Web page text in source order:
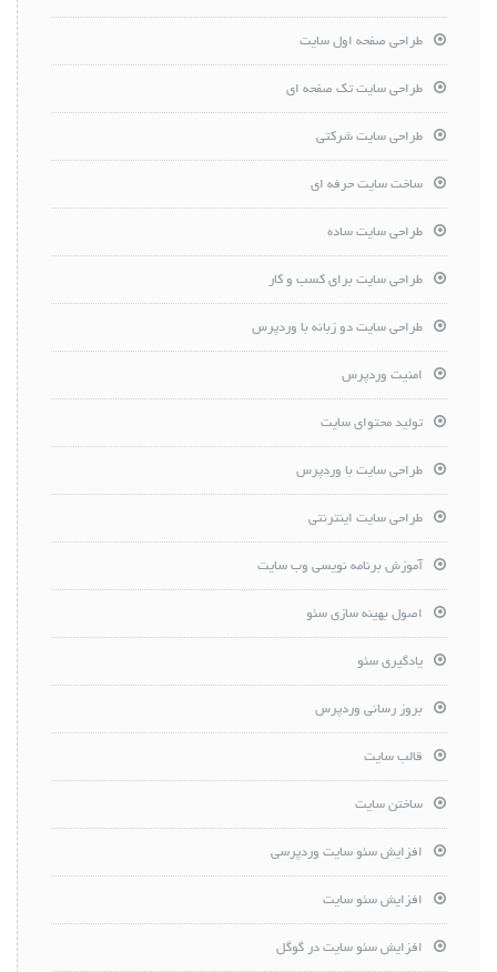
طراحی صفحه اول سایت
طراحی سایت تک صفحه ای
طراحی سایت شرکتی
ساخت سایت حرفه ای
طراحی سایت ساده
طراحی سایت برای کسب و کار
طراحی سایت دو زبانه با وردپرس
امنیت وردپرس
تولید محتوای سایت
طراحی سایت با وردپرس
طراحی سایت اینترنتی
آموزش برنامه نویسی وب سایت
اصول بهینه سازی سئو
یادگیری سئو
بروز رسانی وردپرس
قالب سایت
ساختن سایت
افزایش سئو سایت وردپرسی
افزایش سئو سایت
افزایش سئو سایت در گوگل